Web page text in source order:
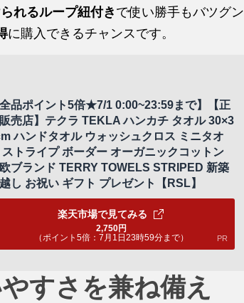
れるループ紐付きで使い勝手もバツグン
に購入できるチャンスです。
全品ポイント5倍★7/1 0:00~23:59まで】【正
売店】テクラ TEKLA ハンカチ タオル 30×3
ハンドタオル ウォッシュクロス ミニタオ
ストライプ ボーダー オーガニックコットン
ブランド TERRY TOWELS STRIPED 新築
し お祝い ギフト プレゼント【RSL】
2,750円
（ポイント5倍：7月1日23時59分まで）
楽天市場で見てみる
PR
すさを兼ね備え